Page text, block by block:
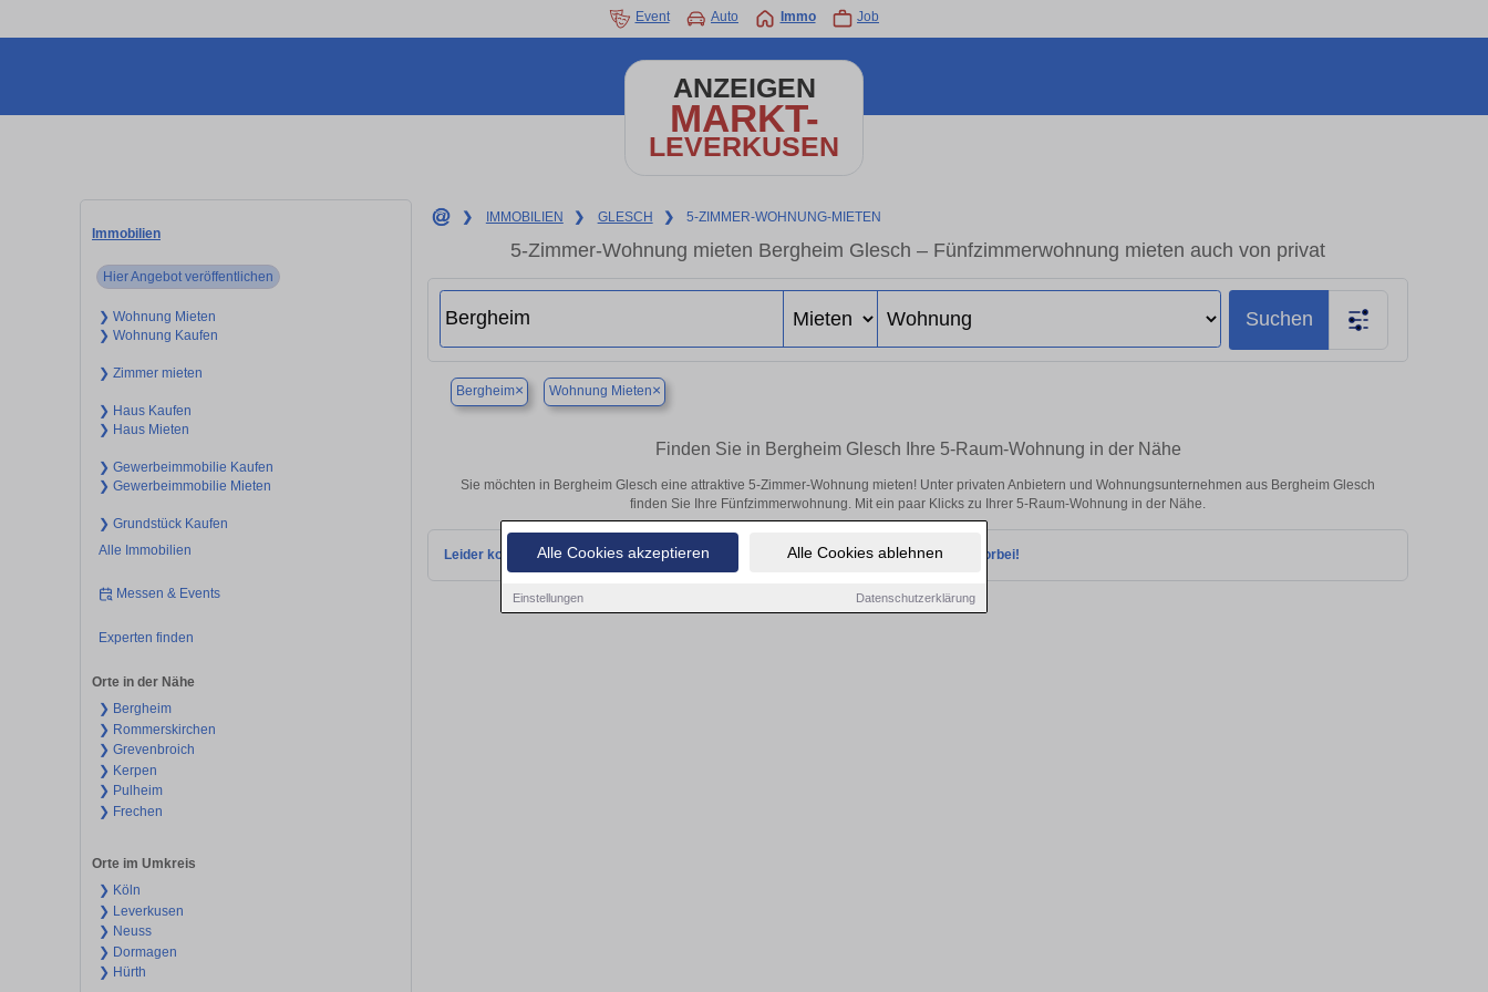
Alle Cookies akzeptieren Alle Cookies ablehnen
Einstellungen Datenschutzerklärung
Event Auto Immo Job
ANZEIGEN
MARKT-
LEVERKUSEN
Immobilien
Hier Angebot veröffentlichen
❯ Wohnung Mieten
❯ Wohnung Kaufen
❯ Zimmer mieten
❯ Haus Kaufen
❯ Haus Mieten
❯ Gewerbeimmobilie Kaufen
❯ Gewerbeimmobilie Mieten
❯ Grundstück Kaufen
Alle Immobilien
Messen & Events
Experten finden
Orte in der Nähe
❯ Bergheim
❯ Rommerskirchen
❯ Grevenbroich
❯ Kerpen
❯ Pulheim
❯ Frechen
Orte im Umkreis
❯ Köln
❯ Leverkusen
❯ Neuss
❯ Dormagen
❯ Hürth
❯ IMMOBILIEN ❯ GLESCH ❯ 5-ZIMMER-WOHNUNG-MIETEN
5-Zimmer-Wohnung mieten Bergheim Glesch – Fünfzimmerwohnung mieten auch von privat
Suchen
Bergheim× Wohnung Mieten×
Finden Sie in Bergheim Glesch Ihre 5-Raum-Wohnung in der Nähe
Sie möchten in Bergheim Glesch eine attraktive 5-Zimmer-Wohnung mieten! Unter privaten Anbietern und Wohnungsunternehmen aus Bergheim Glesch
finden Sie Ihre Fünfzimmerwohnung. Mit ein paar Klicks zu Ihrer 5-Raum-Wohnung in der Nähe.
Leider konnten wir derzeit keine passenden Objekte finden. Schauen Sie bald wieder vorbei!